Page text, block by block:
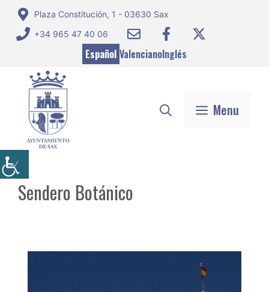
Saltar
contenido
Plaza Constitución, 1 - 03630 Sax
+34 965 47 40 06
Español ValencianoInglés
Menu
Sendero Botánico